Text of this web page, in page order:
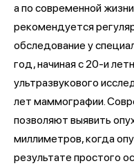
а по современной
рекомендуется
обследование у
год, начиная с 20-и
ультразвукового
лет маммографии.
позволяют выявить
миллиметров, когда
результате простого